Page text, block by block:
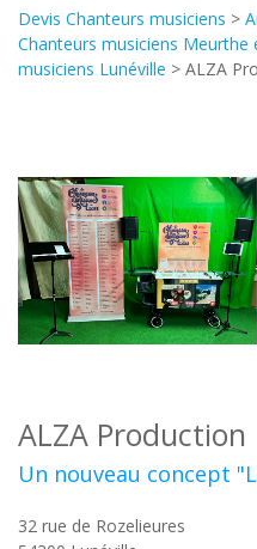
Devis Chanteurs musiciens >
Chanteurs musiciens Meurthe
musiciens Lunéville > ALZA
ALZA Production
Un nouveau concept
32 rue de Rozelieures